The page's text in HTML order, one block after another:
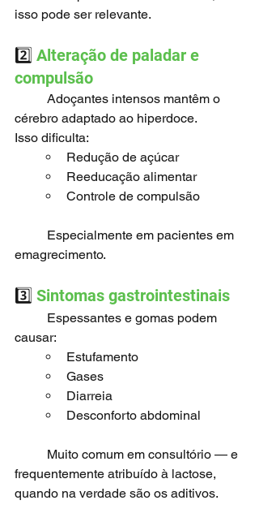
isso pode ser relevante.
2️⃣ Alteração de paladar e
compulsão
cérebro adaptado ao hiperdoce.
Isso dificulta:
Redução de açúcar
Reeducação alimentar
Controle de compulsão
emagrecimento.
3️⃣ Sintomas gastrointestinais
causar:
Estufamento
Gases
Diarreia
Desconforto abdominal
frequentemente atribuído à lactose,
quando na verdade são os aditivos.